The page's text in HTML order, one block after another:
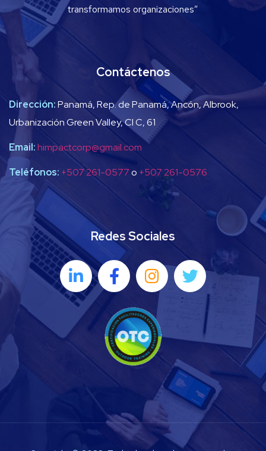
transformamos organizaciones”
Contáctenos
Dirección:Panamá, Rep. de Panamá, Ancón, Albrook,
Urbanización Green Valley, Cl C, 61
Email:himpactcorp@gmail.com
Teléfonos: +507 261-0577o +507 261-0576
Redes Sociales